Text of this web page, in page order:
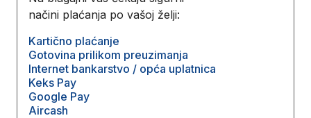
načini plaćanja po vašoj želji:
Kartično plaćanje
Gotovina prilikom preuzimanja
Internet bankarstvo / opća uplatnica
Keks Pay
Google Pay
Aircash